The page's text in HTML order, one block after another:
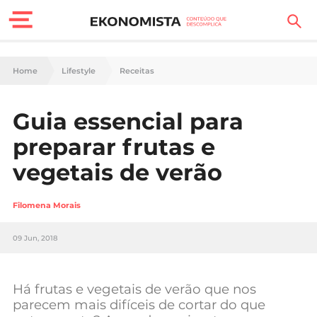
Finanças Pessoais
Carreira
Casa
Lifestyle
Sociedade
Negócios
Home Lifestyle Receitas
Guia essencial para
preparar frutas e
vegetais de verão
Filomena Morais
09 Jun, 2018
Há frutas e vegetais de verão que nos
parecem mais difíceis de cortar do que